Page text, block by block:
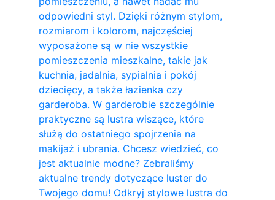
odpowiedni styl. Dzięki różnym stylom,
rozmiarom i kolorom, najczęściej
wyposażone są w nie wszystkie
pomieszczenia mieszkalne, takie jak
kuchnia, jadalnia, sypialnia i pokój
dziecięcy, a także łazienka czy
garderoba. W garderobie szczególnie
praktyczne są lustra wiszące, które
służą do ostatniego spojrzenia na
makijaż i ubrania. Chcesz wiedzieć, co
jest aktualnie modne? Zebraliśmy
aktualne trendy dotyczące luster do
Twojego domu! Odkryj stylowe lustra do